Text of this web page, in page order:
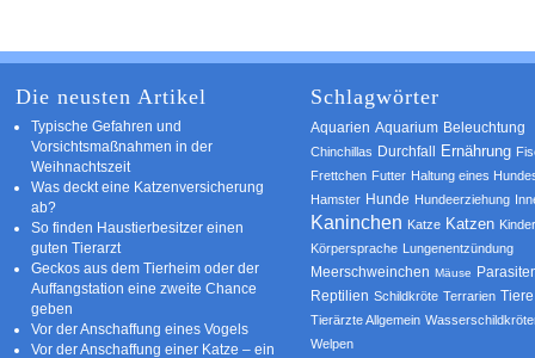
Die neusten Artikel
Typische Gefahren und
Vorsichtsmaßnahmen in der
Weihnachtszeit
Was deckt eine Katzenversicherung
ab?
So finden Haustierbesitzer einen
guten Tierarzt
Geckos aus dem Tierheim oder der
Auffangstation eine zweite Chance
geben
Vor der Anschaffung eines Vogels
Vor der Anschaffung einer Katze – ein
Schlagwörter
Aquarien Aquarium Beleuchtung
Chinchillas Durchfall Ernährung
Frettchen Futter Haltung eines
Hamster Hunde Hundeerziehung
Kaninchen Katze Katzen
Körpersprache Lungenentzündung
Meerschweinchen Mäuse
Reptilien Schildkröte Terrarien Tiere
Tierärzte Allgemein
Welpen